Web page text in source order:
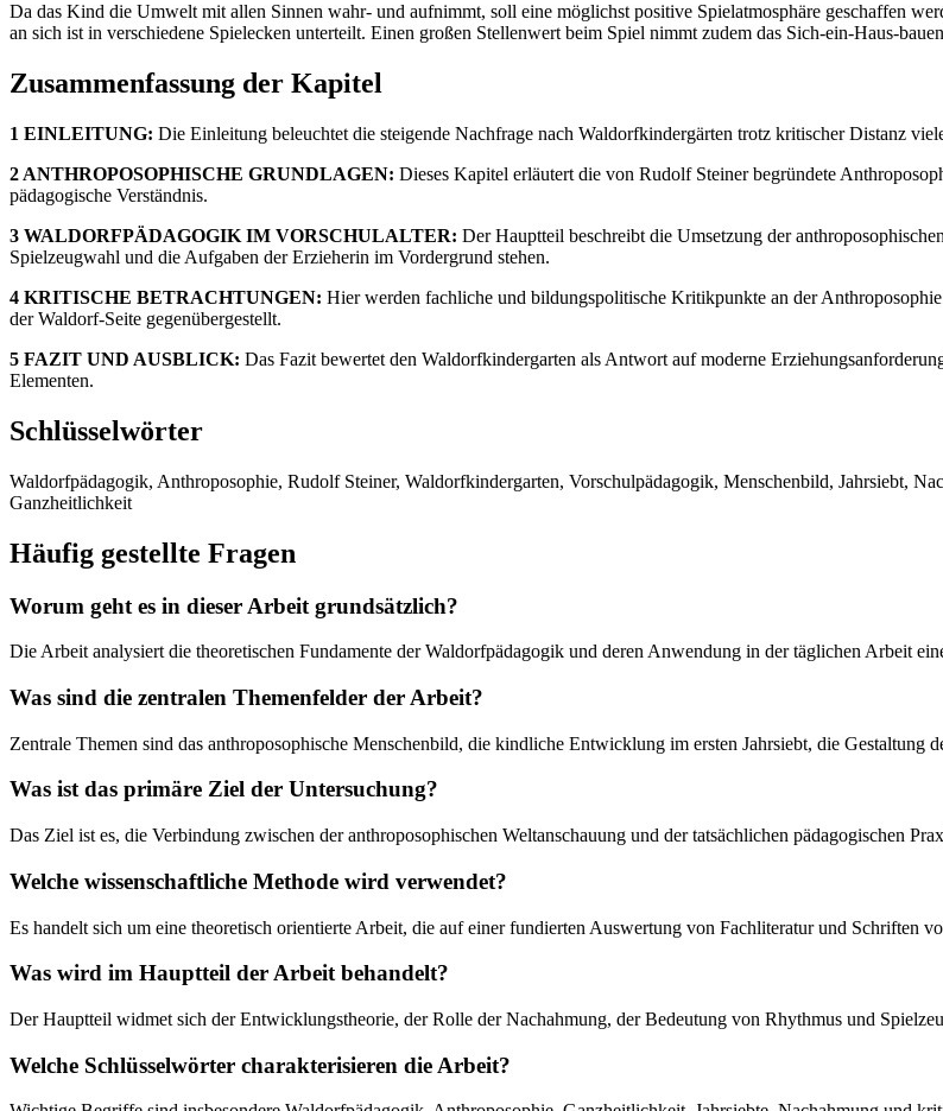
Da das Kind die Umwelt mit allen Sinnen wahr- und aufnimmt, soll eine möglichst positive Spielatmosphäre geschaffen
an sich ist in verschiedene Spielecken unterteilt. Einen großen Stellenwert beim Spiel nimmt zudem das Sich-ein-Haus-
Zusammenfassung der Kapitel
1 EINLEITUNG: Die Einleitung beleuchtet die steigende Nachfrage nach Waldorfkindergärten trotz kritischer Distanz
2 ANTHROPOSOPHISCHE GRUNDLAGEN: Dieses Kapitel erläutert die von Rudolf Steiner begründete
pädagogische Verständnis.
3 WALDORFPÄDAGOGIK IM VORSCHULALTER: Der Hauptteil beschreibt die Umsetzung der
Spielzeugwahl und die Aufgaben der Erzieherin im Vordergrund stehen.
4 KRITISCHE BETRACHTUNGEN: Hier werden fachliche und bildungspolitische Kritikpunkte an der
der Waldorf-Seite gegenübergestellt.
5 FAZIT UND AUSBLICK: Das Fazit bewertet den Waldorfkindergarten als Antwort auf moderne
Elementen.
Schlüsselwörter
Waldorfpädagogik, Anthroposophie, Rudolf Steiner, Waldorfkindergarten, Vorschulpädagogik, Menschenbild, Jahrsiebt,
Ganzheitlichkeit
Häufig gestellte Fragen
Worum geht es in dieser Arbeit grundsätzlich?
Die Arbeit analysiert die theoretischen Fundamente der Waldorfpädagogik und deren Anwendung in der täglichen Arbeit
Was sind die zentralen Themenfelder der Arbeit?
Zentrale Themen sind das anthroposophische Menschenbild, die kindliche Entwicklung im ersten Jahrsiebt, die Gestaltung
Was ist das primäre Ziel der Untersuchung?
Das Ziel ist es, die Verbindung zwischen der anthroposophischen Weltanschauung und der tatsächlichen pädagogischen
Welche wissenschaftliche Methode wird verwendet?
Es handelt sich um eine theoretisch orientierte Arbeit, die auf einer fundierten Auswertung von Fachliteratur und Schriften
Was wird im Hauptteil der Arbeit behandelt?
Der Hauptteil widmet sich der Entwicklungstheorie, der Rolle der Nachahmung, der Bedeutung von Rhythmus und
Welche Schlüsselwörter charakterisieren die Arbeit?